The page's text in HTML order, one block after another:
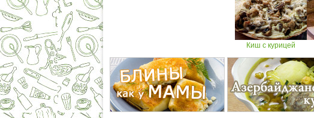
Киш с курицей